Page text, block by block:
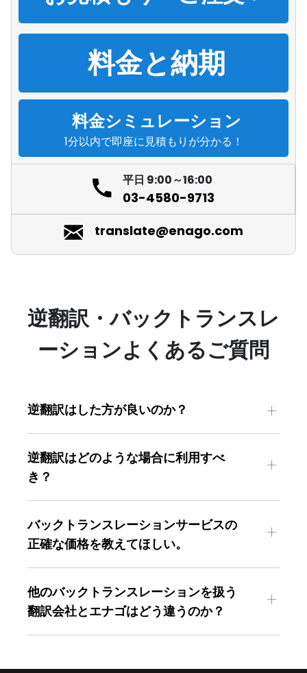
料金と納期
料金シミュレーション
1分以内で即座に見積もりが分かる！
平日 9:00～16:00
03-4580-9713
translate@enago.com
逆翻訳・バックトランスレ
ーションよくあるご質問
逆翻訳はした方が良いのか？ +
逆翻訳はどのような場合に利用すべ
き？
+
バックトランスレーションサービスの
正確な価格を教えてほしい。
+
お見積もりフォーム
他のバックトランスレーションを扱う
翻訳会社とエナゴはどう違うのか？
+